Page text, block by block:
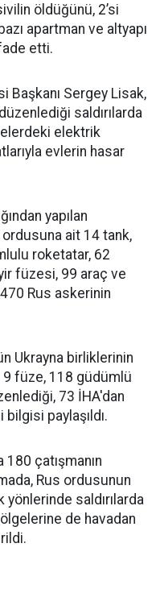
öldüğünü, 2’si
apartman ve altyapı
etti.
Başkanı Sergey Lisak,
saldırılarda
elektrik
evlerin hasar
yapılan
ait 14 tank,
roketatar, 62
füzesi, 99 araç ve
Rus askerinin
Ukrayna birliklerinin
füze, 118 güdümlü
73 İHA'dan
paylaşıldı.
çatışmanın
Rus ordusunun
saldırılarda
de havadan